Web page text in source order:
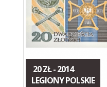
20 ZŁ - 2014
LEGIONY POLSKIE